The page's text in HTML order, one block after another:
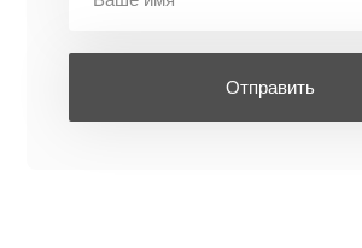
Отправить